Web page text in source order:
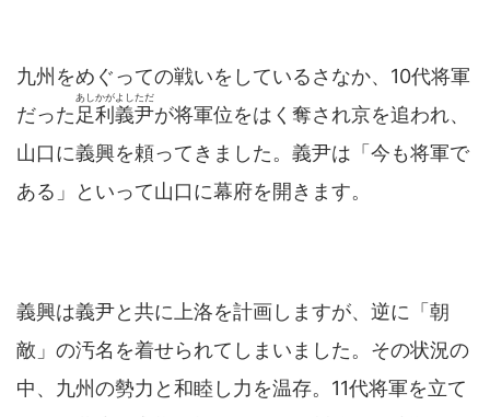
九州をめぐっての戦いをしているさなか、10代将軍
だった足利義尹
あしかがよしただ
が将軍位をはく奪され京を追われ、
山口に義興を頼ってきました。義尹は「今も将軍で
ある」といって山口に幕府を開きます。
義興は義尹と共に上洛を計画しますが、逆に「朝
敵」の汚名を着せられてしまいました。その状況の
中、九州の勢力と和睦し力を温存。11代将軍を立て